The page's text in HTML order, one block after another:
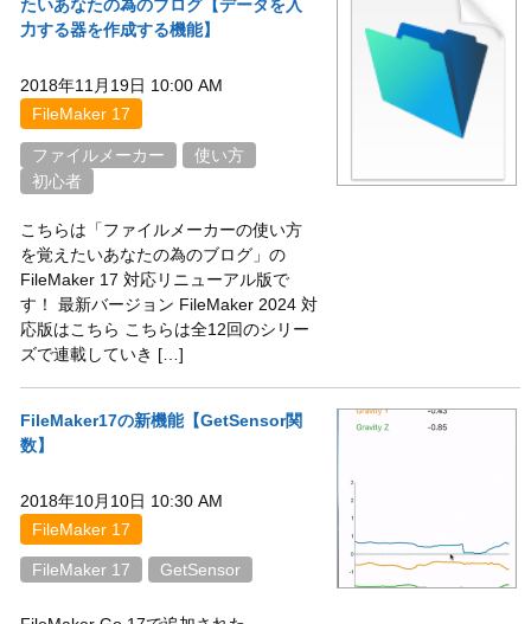
たいあなたの為のブログ【データを入
力する器を作成する機能】
2018年11月19日 10:00 AM
FileMaker 17
ファイルメーカー
使い方
初心者
こちらは「ファイルメーカーの使い方
を覚えたいあなたの為のブログ」の
FileMaker 17 対応リニューアル版で
す！ 最新バージョン FileMaker 2024 対
応版はこちら こちらは全12回のシリー
ズで連載していき […]
FileMaker17の新機能【GetSensor関
数】
2018年10月10日 10:30 AM
FileMaker 17
FileMaker 17 GetSensor